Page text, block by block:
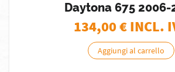
Daytona 675 2006-
134,00€ INCL.
Aggiungi al carrello